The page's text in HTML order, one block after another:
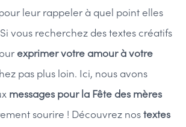
leur rappeler à quel point elles
vous recherchez des textes créatifs
exprimer votre amour à votre
pas plus loin. Ici, nous avons
messages pour la Fête des mères
sourire ! Découvrez nostextes